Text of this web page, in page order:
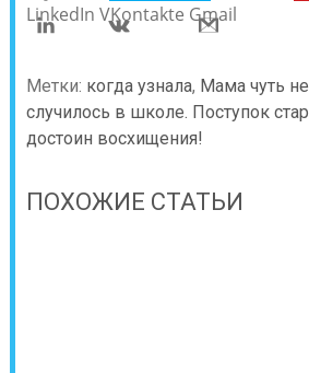
LinkedIn VKontakte Gmail
Метки: когда узнала, Мама чуть
случилось в школе. Поступок
достоин восхищения!
ПОХОЖИЕ СТАТЬИ